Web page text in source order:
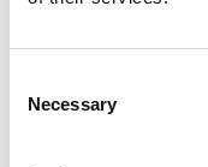
Selection
Necessary